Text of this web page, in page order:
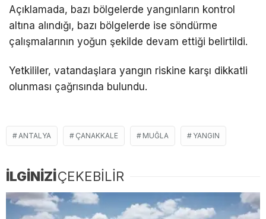
Açıklamada, bazı bölgelerde yangınların kontrol
altına alındığı, bazı bölgelerde ise söndürme
çalışmalarının yoğun şekilde devam ettiği belirtildi.
Yetkililer, vatandaşlara yangın riskine karşı dikkatli
olunması çağrısında bulundu.
ANTALYA ÇANAKKALE MUĞLA YANGIN
İLGİNİZİÇEKEBİLİR